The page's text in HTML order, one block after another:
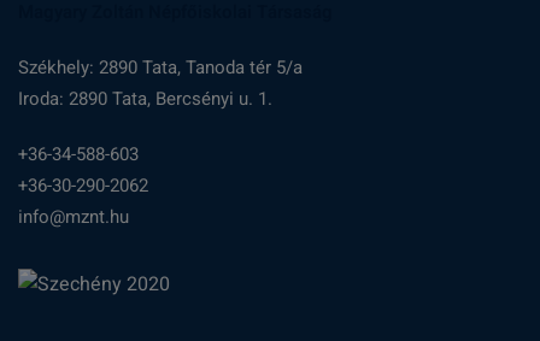
Székhely: 2890 Tata, Tanoda tér 5/a
Iroda: 2890 Tata, Bercsényi u. 1.
+36-34-588-603
+36-30-290-2062
info@mznt.hu